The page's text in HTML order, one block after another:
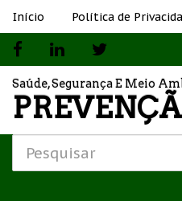
Início Política de
Saúde, Segurança E Meio